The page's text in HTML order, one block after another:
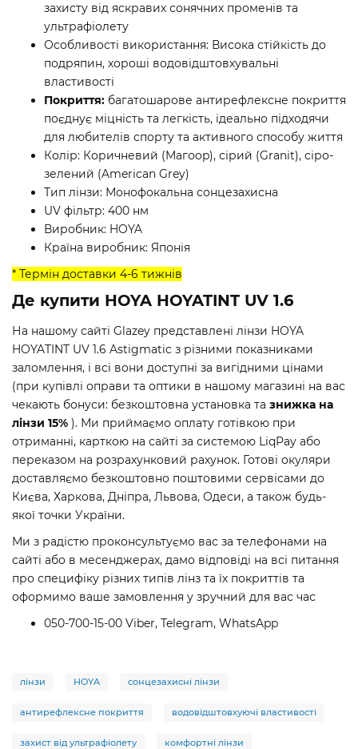
захисту від яскравих сонячних променів та
ультрафіолету
Особливості використання: Висока стійкість до
подряпин, хороші водовідштовхувальні
властивості
Покриття: багатошарове антирефлексне покриття
поєднує міцність та легкість, ідеально підходячи
для любителів спорту та активного способу життя
Колір: Коричневий (Магоop), сірий (Granit), сіро-
зелений (American Grey)
Тип лінзи: Монофокальна сонцезахисна
UV фільтр: 400 нм
Виробник: HOYA
Країна виробник: Японія
* Термін доставки 4-6 тижнів
Де купити HOYA HOYATINT UV 1.6
На нашому сайті Glazey представлені лінзи HOYA
HOYATINT UV 1.6 Astigmatic з різними показниками
заломлення, і всі вони доступні за вигідними цінами
(при купівлі оправи та оптики в нашому магазині на вас
чекають бонуси: безкоштовна установка та знижка на
лінзи 15% ). Ми приймаємо оплату готівкою при
отриманні, карткою на сайті за системою LiqPay або
переказом на розрахунковий рахунок. Готові окуляри
доставляємо безкоштовно поштовими сервісами до
Києва, Харкова, Дніпра, Львова, Одеси, а також будь-
якої точки України.
Ми з радістю проконсультуємо вас за телефонами на
сайті або в месенджерах, дамо відповіді на всі питання
про специфіку різних типів лінз та їх покриттів та
оформимо ваше замовлення у зручний для вас час
050-700-15-00 Viber, Telegram, WhatsApp
лінзи HOYA сонцезахисні лінзи
антирефлексне покриття водовідштовхуючі властивості
захист від ультрафіолету комфортні лінзи